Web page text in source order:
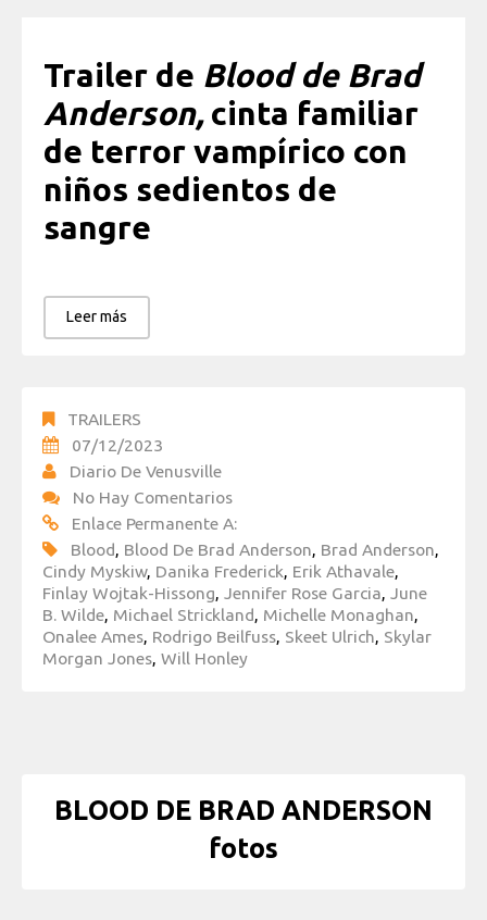
Trailer de Blood de Brad
Anderson, cinta familiar
de terror vampírico con
niños sedientos de
sangre
Leer más
TRAILERS
07/12/2023
Diario De Venusville
No Hay Comentarios
Enlace Permanente A:
Blood, Blood De Brad Anderson, Brad Anderson,
Cindy Myskiw, Danika Frederick, Erik Athavale,
Finlay Wojtak-Hissong, Jennifer Rose Garcia, June
B. Wilde, Michael Strickland, Michelle Monaghan,
Onalee Ames, Rodrigo Beilfuss, Skeet Ulrich, Skylar
Morgan Jones, Will Honley
BLOOD DE BRAD ANDERSON
fotos